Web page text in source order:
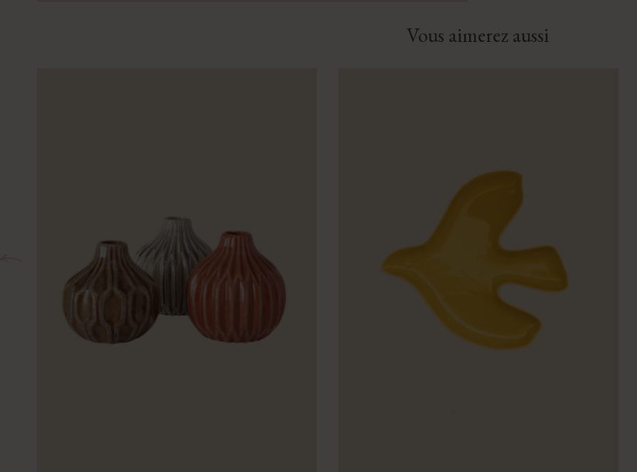
Vous aimerez aussi